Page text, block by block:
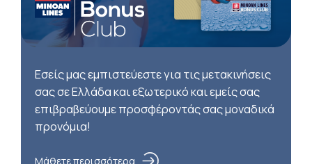
Εσείς μας εμπιστεύεστε για τις μετακινήσεις
σας σε Ελλάδα και εξωτερικό και εμείς σας
επιβραβεύουμε προσφέροντάς σας μοναδικά
προνόμια!
Μάθετε περισσότερα